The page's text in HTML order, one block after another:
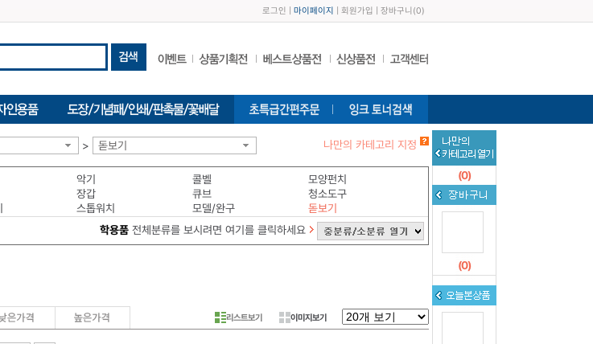
로그인 마이페이지 회원가입 장바구니 (0)
> 돋보기 나만의 카테고리 지정
악기 콜벨
모양펀치
장갑 큐브
청소도구
스톱워치 모델/완구
돋보기
학용품전체분류를 보시려면 여기를 클릭하세요
리스트보기 이미지보기
(0)
(0)